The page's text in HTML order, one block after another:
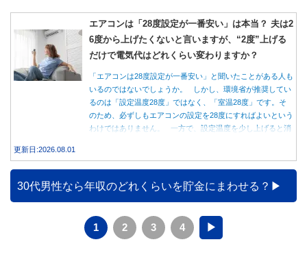
エアコンは「28度設定が一番安い」は本当？ 夫は2
6度から上げたくないと言いますが、“2度”上げる
だけで電気代はどれくらい変わりますか？
「エアコンは28度設定が一番安い」と聞いたことがある人も
いるのではないでしょうか。 しかし、環境省が推奨してい
るのは「設定温度28度」ではなく、「室温28度」です。そ
のため、必ずしもエアコンの設定を28度にすればよいという
わけではありません。 一方で、設定温度を少し上げると消
データをもとに、節約効果の目安と快適に過ごすためのポイ
ントを分かりやすく解説します。
更新日:2026.08.01
30代男性なら年収のどれくらいを貯金にまわせる？
1 2 3 4 ▶